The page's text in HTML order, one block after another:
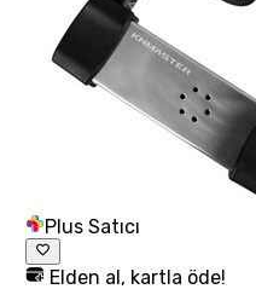
Plus Satıcı
Elden al, kartla öde!